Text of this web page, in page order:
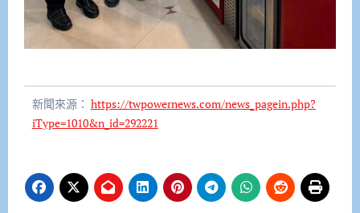
新聞來源： https://twpowernews.com/news_pagein.php?
iType=1010&n_id=292221